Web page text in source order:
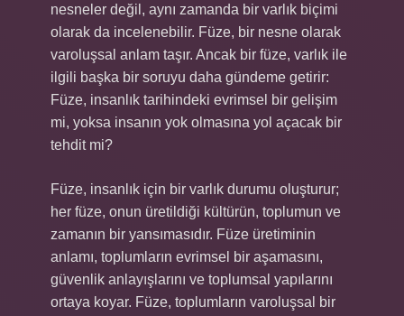
nesneler değil, aynı zamanda bir varlık biçimi
olarak da incelenebilir. Füze, bir nesne olarak
varoluşsal anlam taşır. Ancak bir füze, varlık ile
ilgili başka bir soruyu daha gündeme getirir:
Füze, insanlık tarihindeki evrimsel bir gelişim
mi, yoksa insanın yok olmasına yol açacak bir
tehdit mi?
Füze, insanlık için bir varlık durumu oluşturur;
her füze, onun üretildiği kültürün, toplumun ve
zamanın bir yansımasıdır. Füze üretiminin
anlamı, toplumların evrimsel bir aşamasını,
güvenlik anlayışlarını ve toplumsal yapılarını
ortaya koyar. Füze, toplumların varoluşsal bir